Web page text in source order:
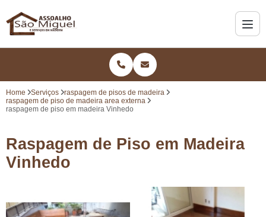
Home Serviços
raspagem de pisos de madeira
raspagem de piso de madeira area externa
raspagem de piso em madeira Vinhedo
Raspagem de Piso em Madeira
Vinhedo